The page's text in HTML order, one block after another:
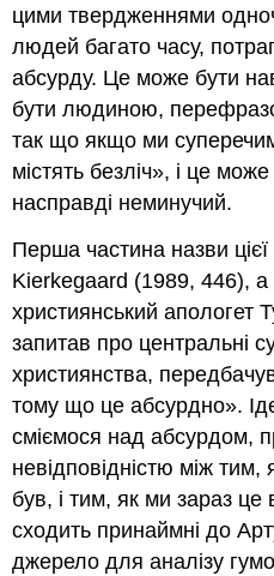
цими твердженнями
людей багато часу,
абсурду. Це може бути
бути людиною,
так що якщо ми
містять безліч», і це
насправді неминучий.
Перша частина назви
Kierkegaard (1989, 446),
християнський апологет
запитав про центральні
християнства,
тому що це абсурдно».
сміємося над абсурдом,
невідповідністю між
був, і тим, як ми зараз це
сходить принаймні до
джерело для аналізу